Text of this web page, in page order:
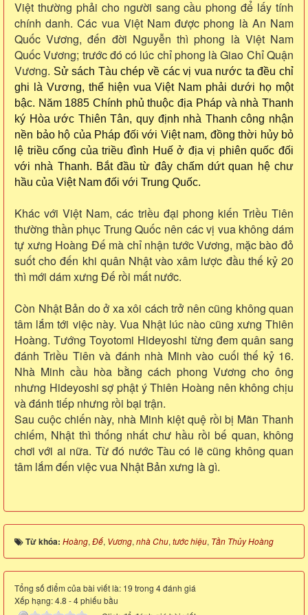
Việt thường phải cho người sang cầu phong để lấy tính
chính danh. Các vua Việt Nam được phong là An Nam
Quốc Vương, đến đời Nguyễn thì phong là Việt Nam
Quốc Vương; trước đó có lúc chỉ phong là Giao Chỉ Quận
Vương. Sử sách Tàu chép về các vị vua nước ta đều chỉ
ghi là Vương, thể hiện vua Việt Nam phải dưới họ một
bậc. Năm 1885 Chính phủ thuộc địa Pháp và nhà Thanh
ký Hòa ước Thiên Tân, quy định nhà Thanh công nhận
nền bảo hộ của Pháp đối với Việt nam, đồng thời hủy bỏ
lệ triều cống của triều đình Huế ở địa vị phiên quốc đối
với nhà Thanh. Bắt đầu từ đây chấm dứt quan hệ chư
hầu của Việt Nam đối với Trung Quốc.
Khác với Việt Nam, các triều đại phong kiến Triều Tiên
thường thần phục Trung Quốc nên các vị vua không dám
tự xưng Hoàng Đế mà chỉ nhận tước Vương, mặc bào đỏ
suốt cho đến khi quân Nhật vào xâm lược đầu thế kỷ 20
thì mới dám xưng Đế rồi mất nước.
Còn Nhật Bản do ở xa xôi cách trở nên cũng không quan
tâm lắm tới việc này. Vua Nhật lúc nào cũng xưng Thiên
Hoàng. Tướng Toyotomi Hideyoshi từng đem quân sang
đánh Triều Tiên và đánh nhà Minh vào cuối thế kỷ 16.
Nhà Minh cầu hòa bằng cách phong Vương cho ông
nhưng Hideyoshi sợ phật ý Thiên Hoàng nên không chịu
và đánh tiếp nhưng rồi bại trận.
Sau cuộc chiến này, nhà Minh kiệt quệ rồi bị Mãn Thanh
chiếm, Nhật thì thống nhất chư hầu rồi bế quan, không
chơi với ai nữa. Từ đó nước Tàu có lẽ cũng không quan
tâm lắm đến việc vua Nhật Bản xưng là gì.
Từ khóa: Hoàng, Đế, Vương, nhà Chu, tước hiệu, Tần Thủy Hoàng
Tổng số điểm của bài viết là: 19 trong 4 đánh giá
Xếp hạng:4.8 -4phiếu bầu